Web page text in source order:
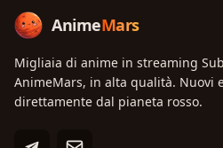
AnimeMars
Migliaia di anime in streaming
AnimeMars, in alta qualità. Nuovi
direttamente dal pianeta rosso.